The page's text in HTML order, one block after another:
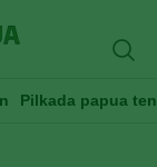
Pilkada papua